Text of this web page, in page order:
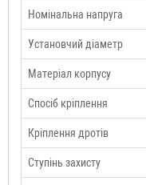
Номінальна напруга
Установчий діаметр
Матеріал корпусу
Спосіб кріплення
Кріплення дротів
Ступінь захисту